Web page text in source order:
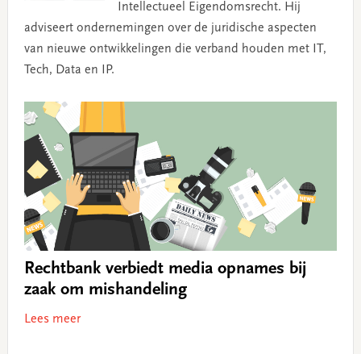
Intellectueel Eigendomsrecht. Hij
adviseert ondernemingen over de juridische aspecten
van nieuwe ontwikkelingen die verband houden met IT,
Tech, Data en IP.
Rechtbank verbiedt media opnames bij
zaak om mishandeling
Lees meer